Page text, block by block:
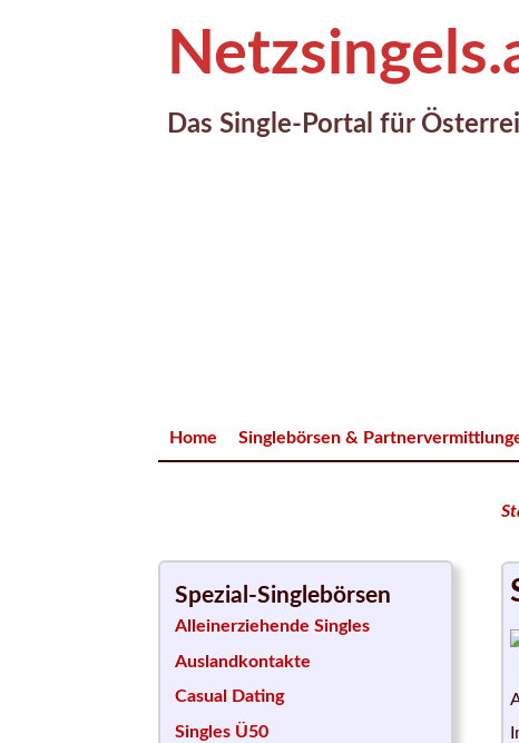
Das Single-Portal für
Home Singlebörsen &
Spezial-Singlebörsen
Alleinerziehende Singles
Auslandkontakte
Casual Dating
Singles Ü50